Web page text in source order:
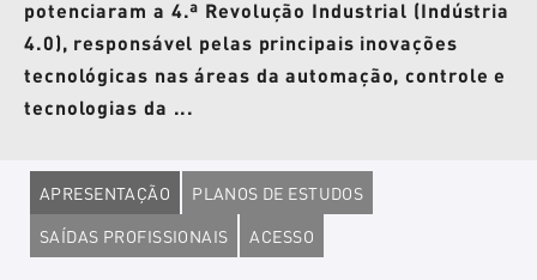
potenciaram a 4.ª Revolução Industrial (Indústria
4.0), responsável pelas principais inovações
tecnológicas nas áreas da automação, controle e
tecnologias da ...
APRESENTAÇÃO
PLANOS DE ESTUDOS
SAÍDAS PROFISSIONAIS
ACESSO